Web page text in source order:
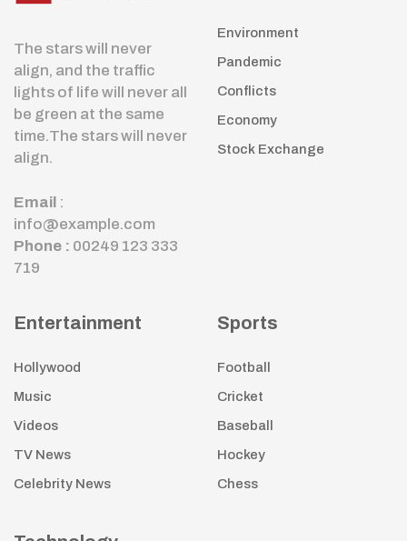
The stars will never
align, and the traffic
lights of life will never all
be green at the same
time.The stars will never
align.
Email :
info@example.com
Phone : 00249 123 333
719
Environment
Pandemic
Conflicts
Economy
Stock Exchange
Entertainment
Hollywood
Music
Videos
TV News
Celebrity News
Sports
Football
Cricket
Baseball
Hockey
Chess